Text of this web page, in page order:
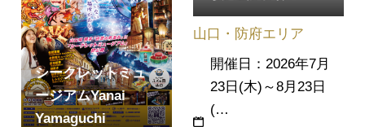
ベントが関門海峡沿いの各
地で繰り広げられます。 姉
妹都市ひろばを会場とした
「…
す。各会場で繰り広げられ
るアロハ（親愛）な心のフ
シークレットミュ
ージアムYanai
Yamaguchi
山口・防府エリア
開催日：2026年7月
23日(木)～8月23日
(…